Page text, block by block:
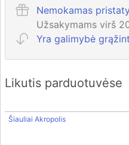
Nemokamas
Užsakymams virš
Yra galimybė
Likutis parduotuvėse
Šiauliai Akropolis